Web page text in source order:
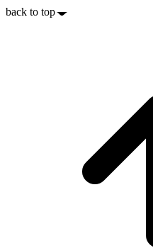
back to top